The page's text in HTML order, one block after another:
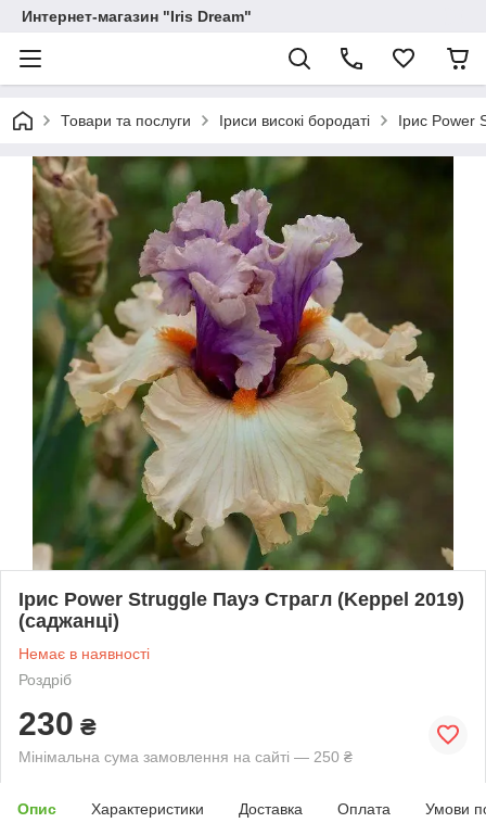
Интернет-магазин "Iris Dream"
Товари та послуги Іриси високі бородаті Ірис Power
Ірис Power Struggle Пауэ Страгл (Keppel 2019)
(саджанці)
Немає в наявності
Роздріб
230 ₴
Мінімальна сума замовлення на сайті — 250 ₴
Опис Характеристики Доставка Оплата Умови